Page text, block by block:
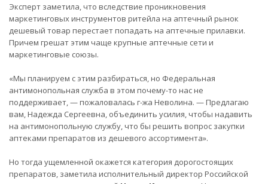
Эксперт заметила, что вследствие проникновения
маркетинговых инструментов ритейла на аптечный рынок
дешевый товар перестает попадать на аптечные прилавки.
Причем грешат этим чаще крупные аптечные сети и
маркетинговые союзы.
«Мы планируем с этим разбираться, но Федеральная
антимонопольная служба в этом почему-то нас не
поддерживает, — пожаловалась г-жа Неволина. — Предлагаю
вам, Надежда Сергеевна, объединить усилия, чтобы надавить
на антимонопольную службу, что бы решить вопрос закупки
аптеками препаратов из дешевого ассортимента».
Но тогда ущемленной окажется категория дорогостоящих
препаратов, заметила исполнительный директор Российской